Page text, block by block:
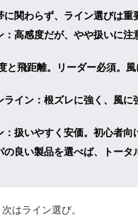
に関わらず、ライン選びは重
：高感度だが、やや扱いに注
と飛距離。リーダー必須。
ライン：根ズレに強く、風に
扱いやすく安価。初心者向
の良い製品を選べば、トータ
はライン選び。